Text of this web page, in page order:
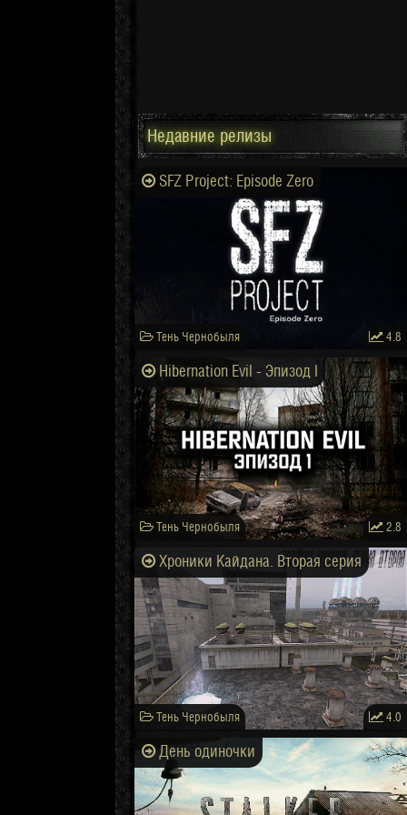
Недавние релизы
SFZ Project: Episode Zero
Тень Чернобыля 4.8
Hibernation Evil - Эпизод I
Тень Чернобыля 2.8
Хроники Кайдана. Вторая серия
Тень Чернобыля 4.0
День одиночки